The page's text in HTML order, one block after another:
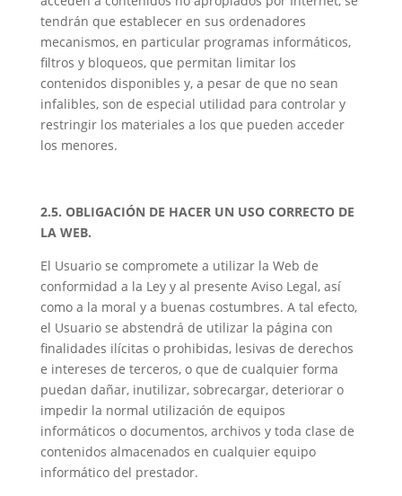
tendrán que establecer en sus ordenadores
mecanismos, en particular programas informáticos,
filtros y bloqueos, que permitan limitar los
contenidos disponibles y, a pesar de que no sean
infalibles, son de especial utilidad para controlar y
restringir los materiales a los que pueden acceder
los menores.
2.5. OBLIGACIÓN DE HACER UN USO CORRECTO DE
LA WEB.
El Usuario se compromete a utilizar la Web de
conformidad a la Ley y al presente Aviso Legal, así
como a la moral y a buenas costumbres. A tal efecto,
el Usuario se abstendrá de utilizar la página con
finalidades ilícitas o prohibidas, lesivas de derechos
e intereses de terceros, o que de cualquier forma
puedan dañar, inutilizar, sobrecargar, deteriorar o
impedir la normal utilización de equipos
informáticos o documentos, archivos y toda clase de
contenidos almacenados en cualquier equipo
informático del prestador.